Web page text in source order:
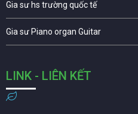
Gia sư hs trường quốc tế
Gia sư Piano organ Guitar
LINK - LIÊN KẾT